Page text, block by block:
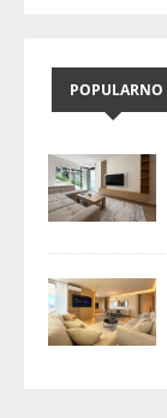
POPULARNO